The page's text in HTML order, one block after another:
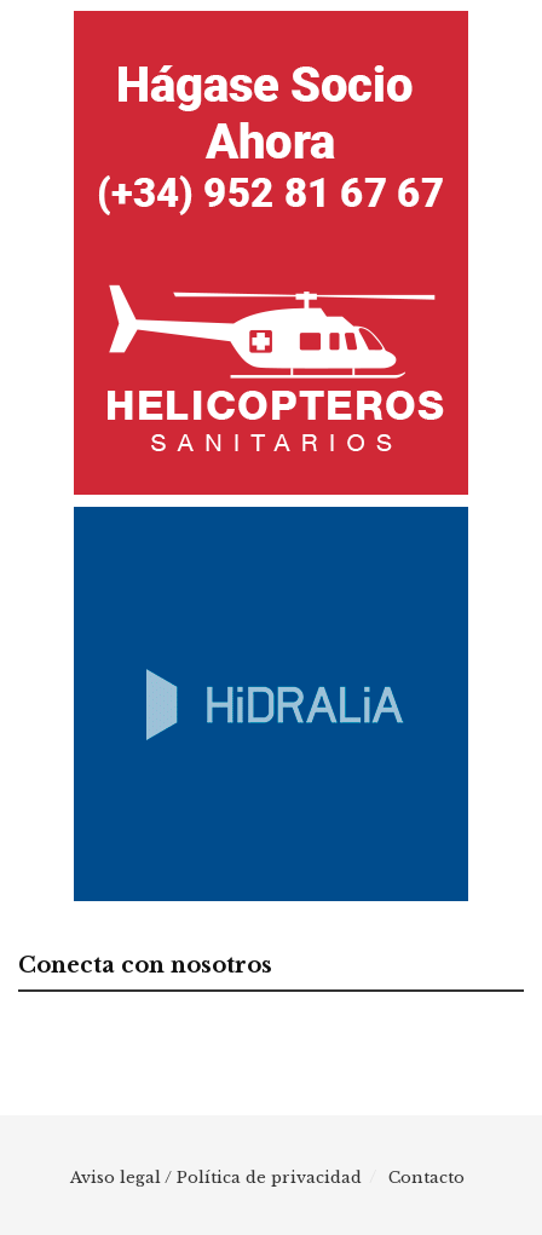
Conecta con nosotros
Aviso legal / Política de privacidad Contacto